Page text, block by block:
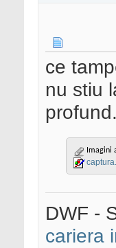
ce
nu stiu
Imagini
DWF -
cariera